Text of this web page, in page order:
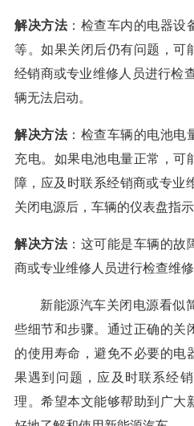
解决方法：检查车内的电器设
等。如果关闭后仍有问题，可
经销商或专业维修人员进行检
辆无法启动。
解决方法：检查车辆的电池电
充电。如果电池电量正常，可
障，应及时联系经销商或专业
关闭电源后，车辆的仪表盘指示
解决方法：这可能是车辆的故
商或专业维修人员进行检查维修
新能源汽车关闭电源看似
些细节和步骤。通过正确的关
的使用寿命，避免不必要的电
果遇到问题，应及时联系经
理。希望本文能够帮助到广大